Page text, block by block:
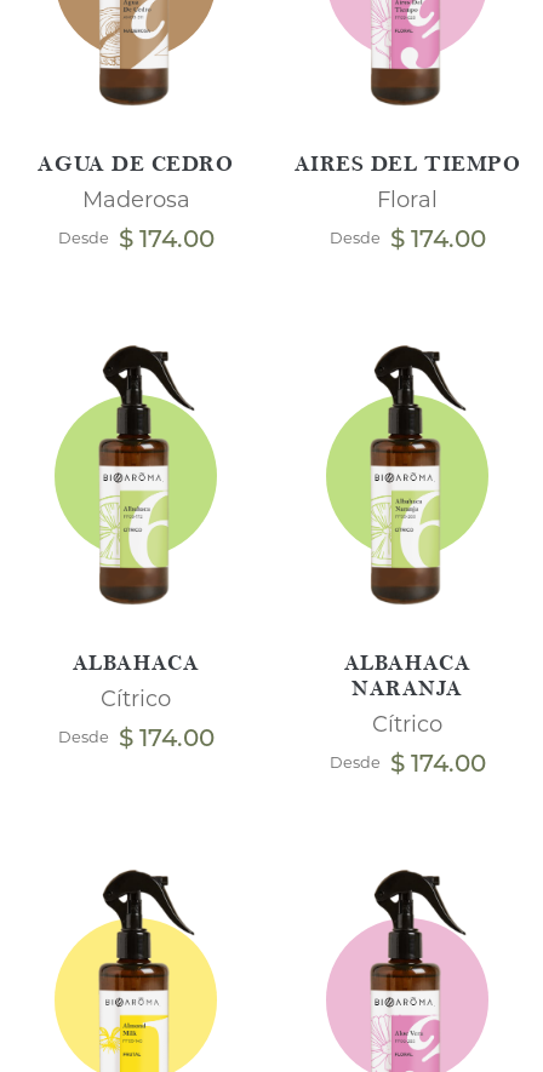
AGUA DE CEDRO
Maderosa
Desde $ 174.00
AIRES DEL TIEMPO
Floral
Desde $ 174.00
ALBAHACA
Cítrico
Desde $ 174.00
ALBAHACA
NARANJA
Cítrico
Desde $ 174.00